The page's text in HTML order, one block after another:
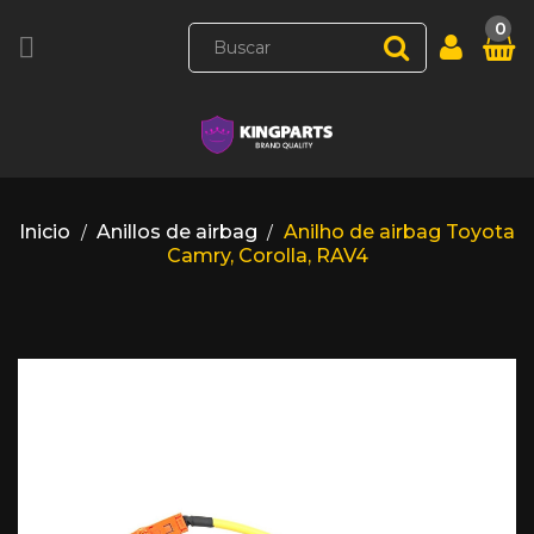

0
Inicio Anillos de airbag
Anilho de airbag Toyota
Camry, Corolla, RAV4